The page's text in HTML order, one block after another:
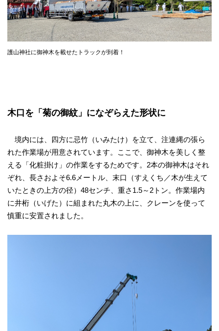
護山神社に御神木を載せたトラックが到着！
木口を「菊の御紋」になぞらえた形状に
境内には、四方に忌竹（いみたけ）を立て、注連縄の張ら
れた作業場が用意されています。ここで、御神木を美しく整
える「化粧掛け」の作業をするためです。2本の御神木はそれ
ぞれ、長さおよそ6.6メートル、末口（すえくち／木が生えて
いたときの上方の径）48センチ、重さ1.5～2トン。作業場内
に井桁（いげた）に組まれた丸木の上に、クレーンを使って
慎重に安置されました。